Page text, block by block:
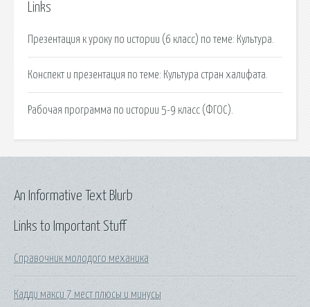
Links
Презентация к уроку по истории (6 класс) по теме: Культура.
Конспект и презентация по теме: Культура стран халифата.
Рабочая программа по истории 5-9 класс (ФГОС).
Links to Important Stuff
Справочник молодого механика
Кадди макси 7 мест плюсы и минусы
An Informative Text Blurb